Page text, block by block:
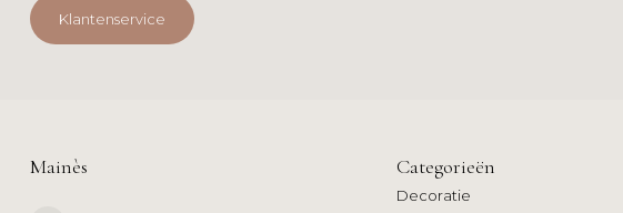
Klantenservice
Mainès Categorieën
Decoratie